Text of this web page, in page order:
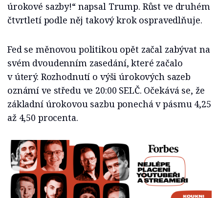
úrokové sazby!“ napsal Trump. Růst ve druhém
čtvrtletí podle něj takový krok ospravedlňuje.
Fed se měnovou politikou opět začal zabývat na
svém dvoudenním zasedání, které začalo
v úterý. Rozhodnutí o výši úrokových sazeb
oznámí ve středu ve 20:00 SELČ. Očekává se, že
základní úrokovou sazbu ponechá v pásmu 4,25
až 4,50 procenta.